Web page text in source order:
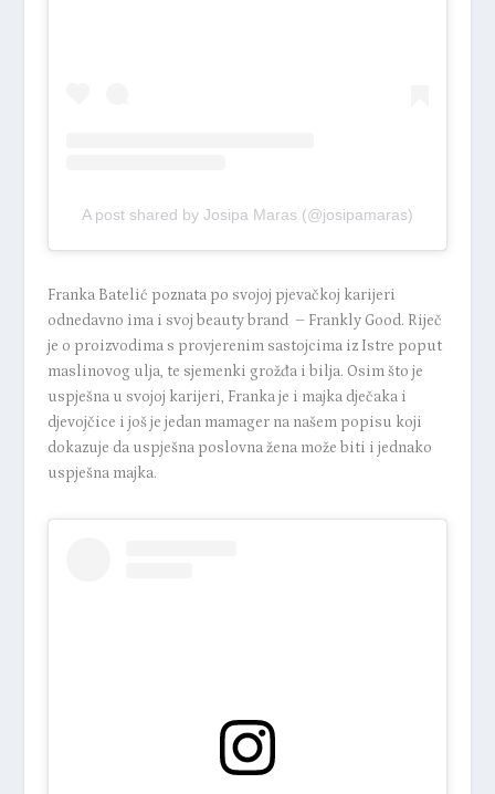
A post shared by Josipa Maras (@josipamaras)
Franka Batelić poznata po svojoj pjevačkoj karijeri
odnedavno ima i svoj beauty brand – Frankly Good. Riječ
je o proizvodima s provjerenim sastojcima iz Istre poput
maslinovog ulja, te sjemenki grožđa i bilja. Osim što je
uspješna u svojoj karijeri, Franka je i majka dječaka i
djevojčice i još je jedan mamager na našem popisu koji
dokazuje da uspješna poslovna žena može biti i jednako
uspješna majka.